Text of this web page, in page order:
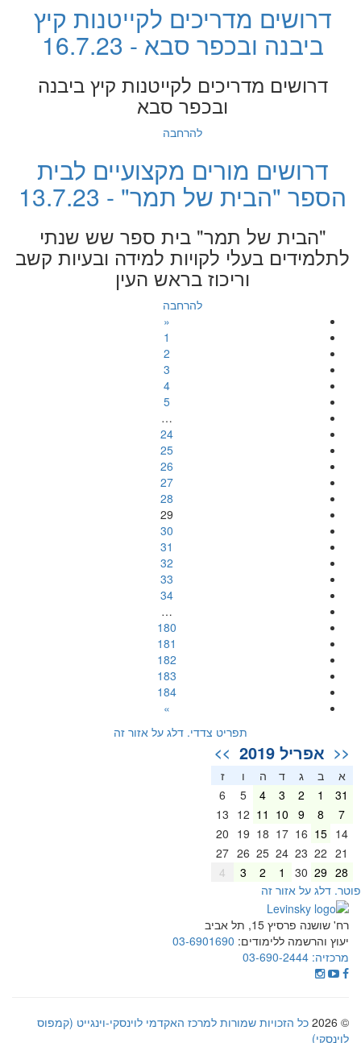
דרושים מדריכים לקייטנות קיץ
ביבנה ובכפר סבא - 16.7.23
דרושים מדריכים לקייטנות קיץ ביבנה
ובכפר סבא
להרחבה
דרושים מורים מקצועיים לבית
הספר "הבית של תמר" - 13.7.23
"הבית של תמר" בית ספר שש שנתי
לתלמידים בעלי לקויות למידה ובעיות קשב
וריכוז בראש העין
להרחבה
«
1
2
3
4
5
…
24
25
26
27
28
29
30
31
32
33
34
…
180
181
182
183
184
»
תפריט צדדי. דלג על אזור זה
<< אפריל 2019 >>
א ב ג ד ה
ז
31
2
3
4
5
6
7
8
9
10
11
12
13
14
15
16
17
18
19
20
21
22
23
24
25
26
27
28
29
30
2
3
4
דלג על אזור זה
רח' שושנה פרסיץ 15, תל אביב
יעוץ והרשמה ללימודים: 03-6901690
מרכזיה: 03-690-2444
© 2026
כל הזכויות שמורות למרכז האקדמי לוינסקי-וינגייט (קמפוס
לוינסקי)